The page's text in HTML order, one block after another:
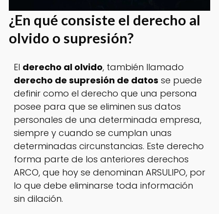
¿En qué consiste el derecho al
olvido o supresión?
El derecho al olvido, también llamado
derecho de supresión de datos se puede
definir como el derecho que una persona
posee para que se eliminen sus datos
personales de una determinada empresa,
siempre y cuando se cumplan unas
determinadas circunstancias. Este derecho
forma parte de los anteriores derechos
ARCO, que hoy se denominan ARSULIPO, por
lo que debe eliminarse toda información
sin dilación.